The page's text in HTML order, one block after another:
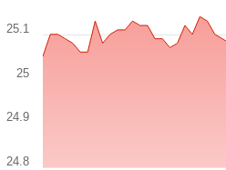
24.8
24.9
25
25.1